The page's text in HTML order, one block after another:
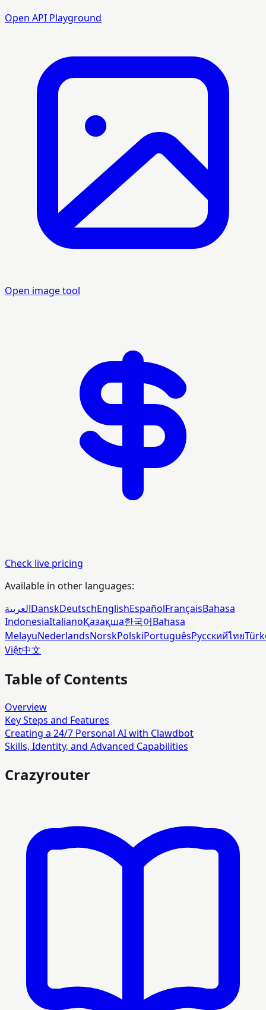
Open API Playground
Open image tool
Check live pricing
Available in other languages:
العربيةDanskDeutschEnglishEspañolFrançaisBahasa
IndonesiaItalianoҚазақша한국어Bahasa
MelayuNederlandsNorskPolskiPortuguêsРусскийไทย
Việt中文
Table of Contents
Overview
Key Steps and Features
Creating a 24/7 Personal AI with Clawdbot
Skills, Identity, and Advanced Capabilities
Crazyrouter